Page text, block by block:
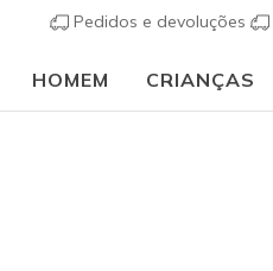
Pedidos e devoluções
HOMEM CRIANÇAS